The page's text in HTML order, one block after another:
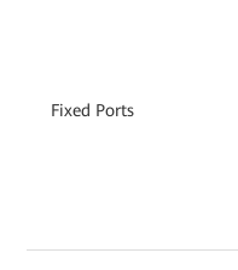
Fixed Ports